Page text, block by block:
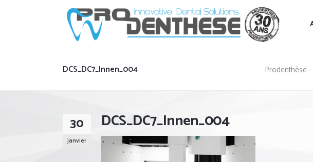
DCS_DC7_Innen_004 Prodenthèse
30
janvier
DCS_DC7_Innen_004